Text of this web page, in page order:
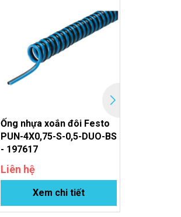
Ống nhựa xoắn đôi Festo
PUN-4X0,75-S-0,5-DUO-BS
- 197617
Liên hệ
Xem chi tiết